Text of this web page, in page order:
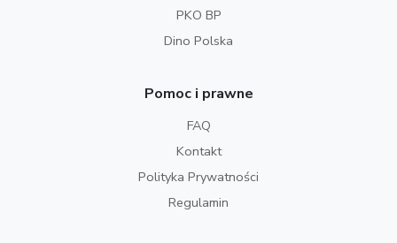
PKO BP
Dino Polska
Pomoc i prawne
FAQ
Kontakt
Polityka Prywatności
Regulamin